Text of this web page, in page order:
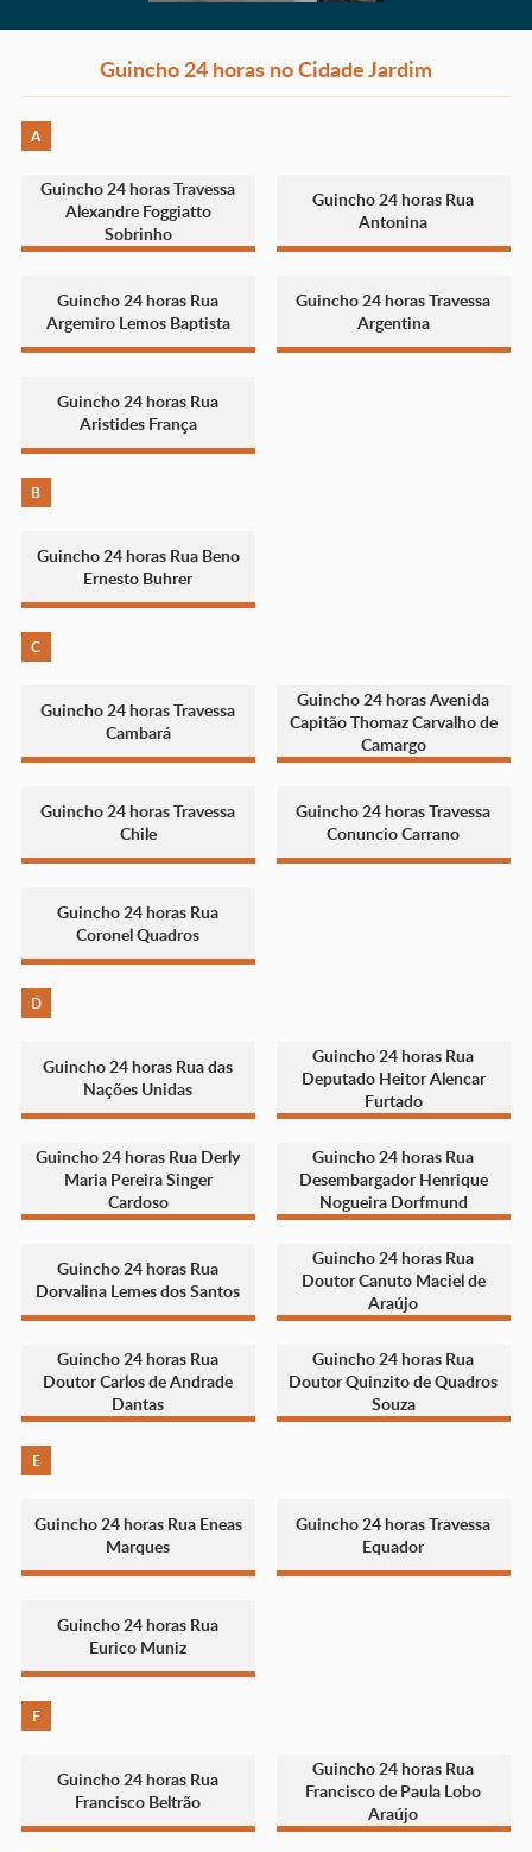
Guincho 24 horas no Cidade Jardim
A
Guincho 24 horas Travessa
Alexandre Foggiatto
Sobrinho
Guincho 24 horas Rua
Antonina
Guincho 24 horas Rua
Argemiro Lemos Baptista
Guincho 24 horas Travessa
Argentina
Guincho 24 horas Rua
Aristides França
B
Guincho 24 horas Rua Beno
Ernesto Buhrer
C
Guincho 24 horas Travessa
Cambará
Guincho 24 horas Avenida
Capitão Thomaz Carvalho de
Camargo
Guincho 24 horas Travessa
Chile
Guincho 24 horas Travessa
Conuncio Carrano
Guincho 24 horas Rua
Coronel Quadros
D
Guincho 24 horas Rua das
Nações Unidas
Guincho 24 horas Rua
Deputado Heitor Alencar
Furtado
Guincho 24 horas Rua Derly
Maria Pereira Singer
Cardoso
Guincho 24 horas Rua
Desembargador Henrique
Nogueira Dorfmund
Guincho 24 horas Rua
Dorvalina Lemes dos Santos
Guincho 24 horas Rua
Doutor Canuto Maciel de
Araújo
Guincho 24 horas Rua
Doutor Carlos de Andrade
Dantas
Guincho 24 horas Rua
Doutor Quinzito de Quadros
Souza
E
Guincho 24 horas Rua Eneas
Marques
Guincho 24 horas Travessa
Equador
Guincho 24 horas Rua
Eurico Muniz
F
Guincho 24 horas Rua
Francisco Beltrão
Guincho 24 horas Rua
Francisco de Paula Lobo
Araújo